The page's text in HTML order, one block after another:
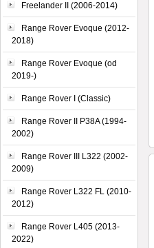
Freelander II (2006-2014)
Range Rover Evoque (2012-
2018)
Range Rover Evoque (od
2019-)
Range Rover I (Classic)
Range Rover II P38A (1994-
2002)
Range Rover III L322 (2002-
2009)
Range Rover L322 FL (2010-
2012)
Range Rover L405 (2013-
2022)